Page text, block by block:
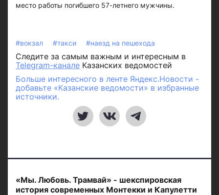
место работы погибшего 57-летнего мужчины.
#вокзал #такси #наезд на пешехода
Следите за самым важным и интересным в
Telegram-канале Казанских ведомостей
Больше интересного в ленте Яндекс.Новости -
добавьте «Казанские ведомости» в избранные
источники.
«Мы. Любовь. Трамвай» - шекспировская
история современных Монтекки и Капулетти